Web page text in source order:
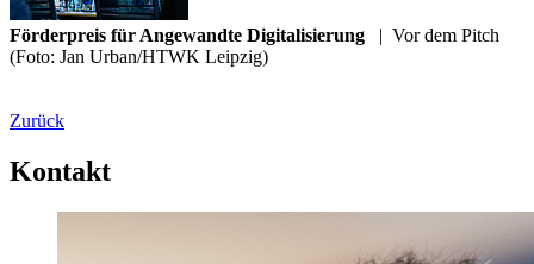
Förderpreis für Angewandte Digitalisierung | Vor dem Pitch
(Foto: Jan Urban/HTWK Leipzig)
Zurück
Kontakt